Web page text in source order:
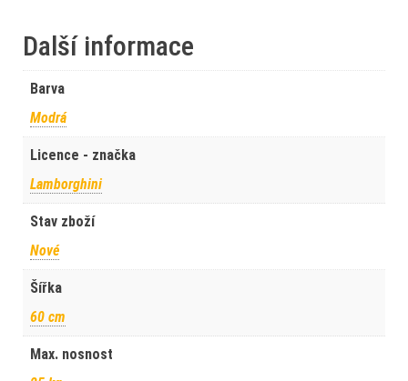
Další informace
Barva
Modrá
Licence - značka
Lamborghini
Stav zboží
Nové
Šířka
60 cm
Max. nosnost